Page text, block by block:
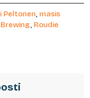
Peltonen, masis
, Roudie